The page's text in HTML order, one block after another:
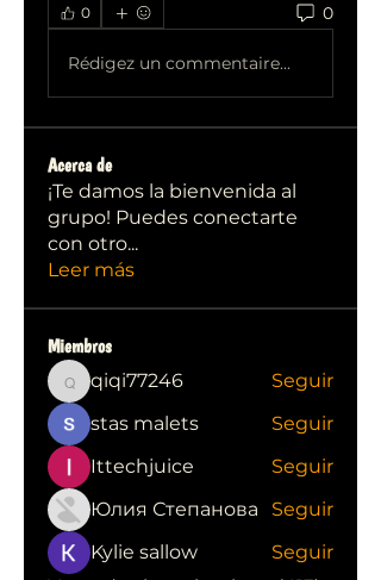
0 0
Rédigez un commentaire...
Acerca de
¡Te damos la bienvenida al
grupo! Puedes conectarte
con otro...
Leer más
Miembros
qiqi77246
qiqi77246
Seguir
stas malets
Seguir
Ittechjuice
Seguir
Юлия Степанова
Seguir
Kylie sallow
Seguir